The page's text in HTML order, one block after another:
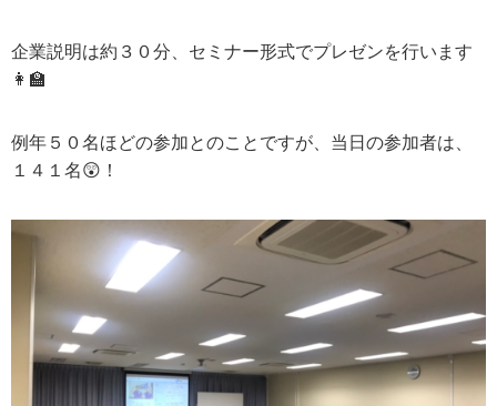
企業説明は約 ３０分、セミナー形式でプレゼンを行います
👩‍🏫
例年 ５０名ほどの参加とのことですが、当日の参加者は、
１４１名😲！